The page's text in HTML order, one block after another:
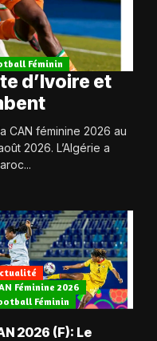
Féminin
d’Ivoire et
CAN féminine 2026 au
2026. L’Algérie a
Féminine 2026
Féminin
2026 (F): Le